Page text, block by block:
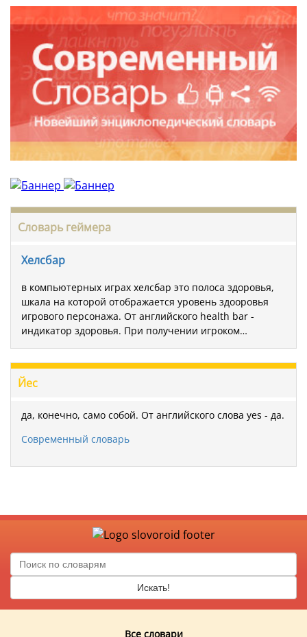
Словарь геймера
Хелсбар
в компьютерных играх хелсбар это полоса здоровья,
шкала на которой отображается уровень здооровья
игрового персонажа. От английского health bar -
индикатор здоровья. При получении игроком…
Йес
да, конечно, само собой. От английского слова yes - да.
Современный словарь
Искать!
Все словари